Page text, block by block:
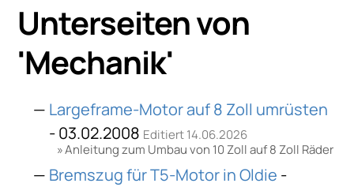
Unterseiten von
'Mechanik'
Largeframe-Motor auf 8 Zoll umrüsten
- 03.02.2008 Editiert 14.06.2026
Anleitung zum Umbau von 10 Zoll auf 8 Zoll Räder
Bremszug für T5-Motor in Oldie -